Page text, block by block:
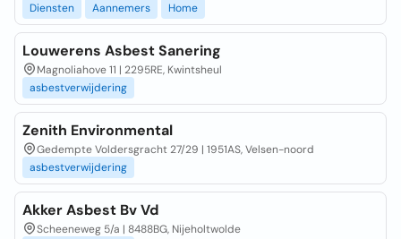
Diensten
Aannemers Home
Louwerens Asbest Sanering
Magnoliahove 11 | 2295RE, Kwintsheul
asbestverwijdering
Zenith Environmental
Gedempte Voldersgracht 27/29 | 1951AS, Velsen-noord
asbestverwijdering
Akker Asbest Bv Vd
Scheeneweg 5/a | 8488BG, Nijeholtwolde